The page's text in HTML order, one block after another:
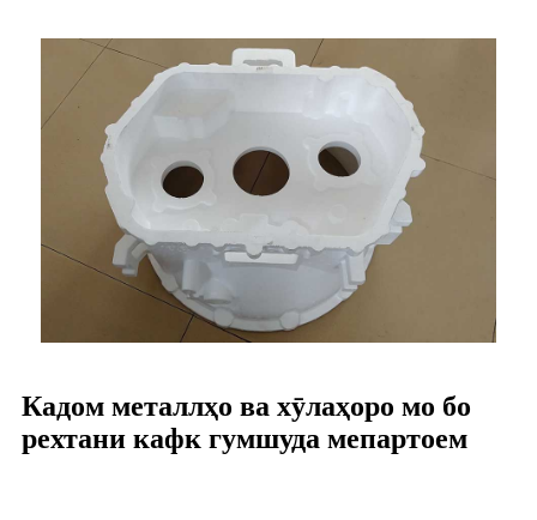
Кадом металлҳо ва хӯлаҳоро мо бо
рехтани кафк гумшуда мепартоем